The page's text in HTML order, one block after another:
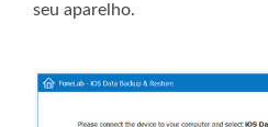
seu aparelho.